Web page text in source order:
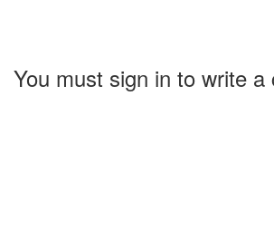
You must sign in to write a